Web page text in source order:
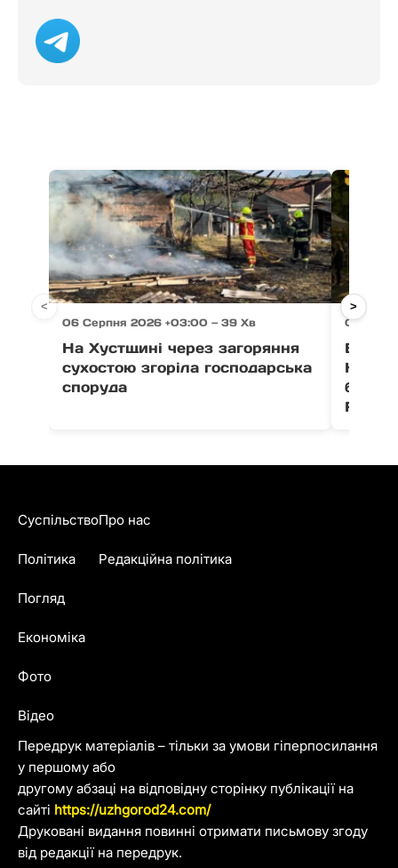
06 Серпня 2026 +03:00 — 39 Хв
На Хустщині через загоряння
сухостою згоріла господарська
споруда
06
В
Fest
< >
Передрук матеріалів – тільки за умови гіперпосилання
у першому або
другому абзаці на відповідну сторінку публікації на
сайті https://uzhgorod24.com/
Друковані видання повинні отримати письмову згоду
від редакції на передрук.
Суспільство
Політика
Погляд
Економіка
Фото
Відео
Про нас
Редакційна політика